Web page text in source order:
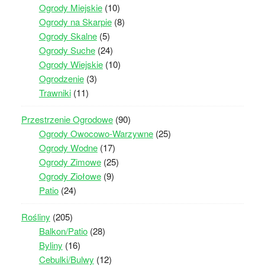
Ogrody Miejskie(10)
Ogrody na Skarpie(8)
Ogrody Skalne(5)
Ogrody Suche(24)
Ogrody Wiejskie(10)
Ogrodzenie(3)
Trawniki(11)
Przestrzenie Ogrodowe(90)
Ogrody Owocowo-Warzywne(25)
Ogrody Wodne(17)
Ogrody Zimowe(25)
Ogrody Ziołowe(9)
Patio(24)
Rośliny (205)
Balkon/Patio(28)
Byliny (16)
Cebulki/Bulwy (12)